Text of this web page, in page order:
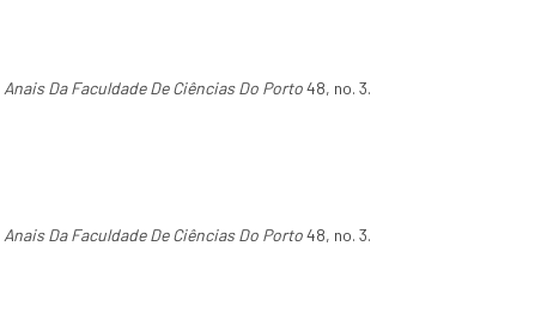
Anais Da Faculdade De Ciências Do Porto48, no. 3.
Anais Da Faculdade De Ciências Do Porto48, no. 3.